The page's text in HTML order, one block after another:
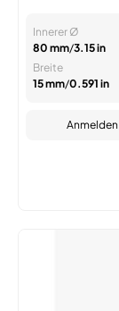
Innerer Ø
80 mm/3.15 in
Breite
15 mm/0.591 in
Anmelden